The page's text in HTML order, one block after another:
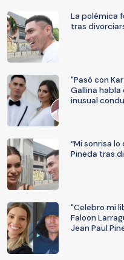
La polémica
tras
"Pasó con
Gallina habla
inusual
“Mi sonrisa
Pineda tras
"Celebro mi
Faloon
Jean Paul